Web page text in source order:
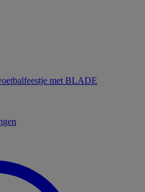
met BLADE